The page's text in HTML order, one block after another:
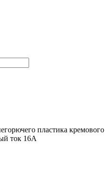
пластика кремового
ток 16А